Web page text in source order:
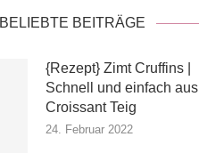
BELIEBTE BEITRÄGE
{Rezept} Zimt Cruffins |
Schnell und einfach aus
Croissant Teig
24. Februar 2022